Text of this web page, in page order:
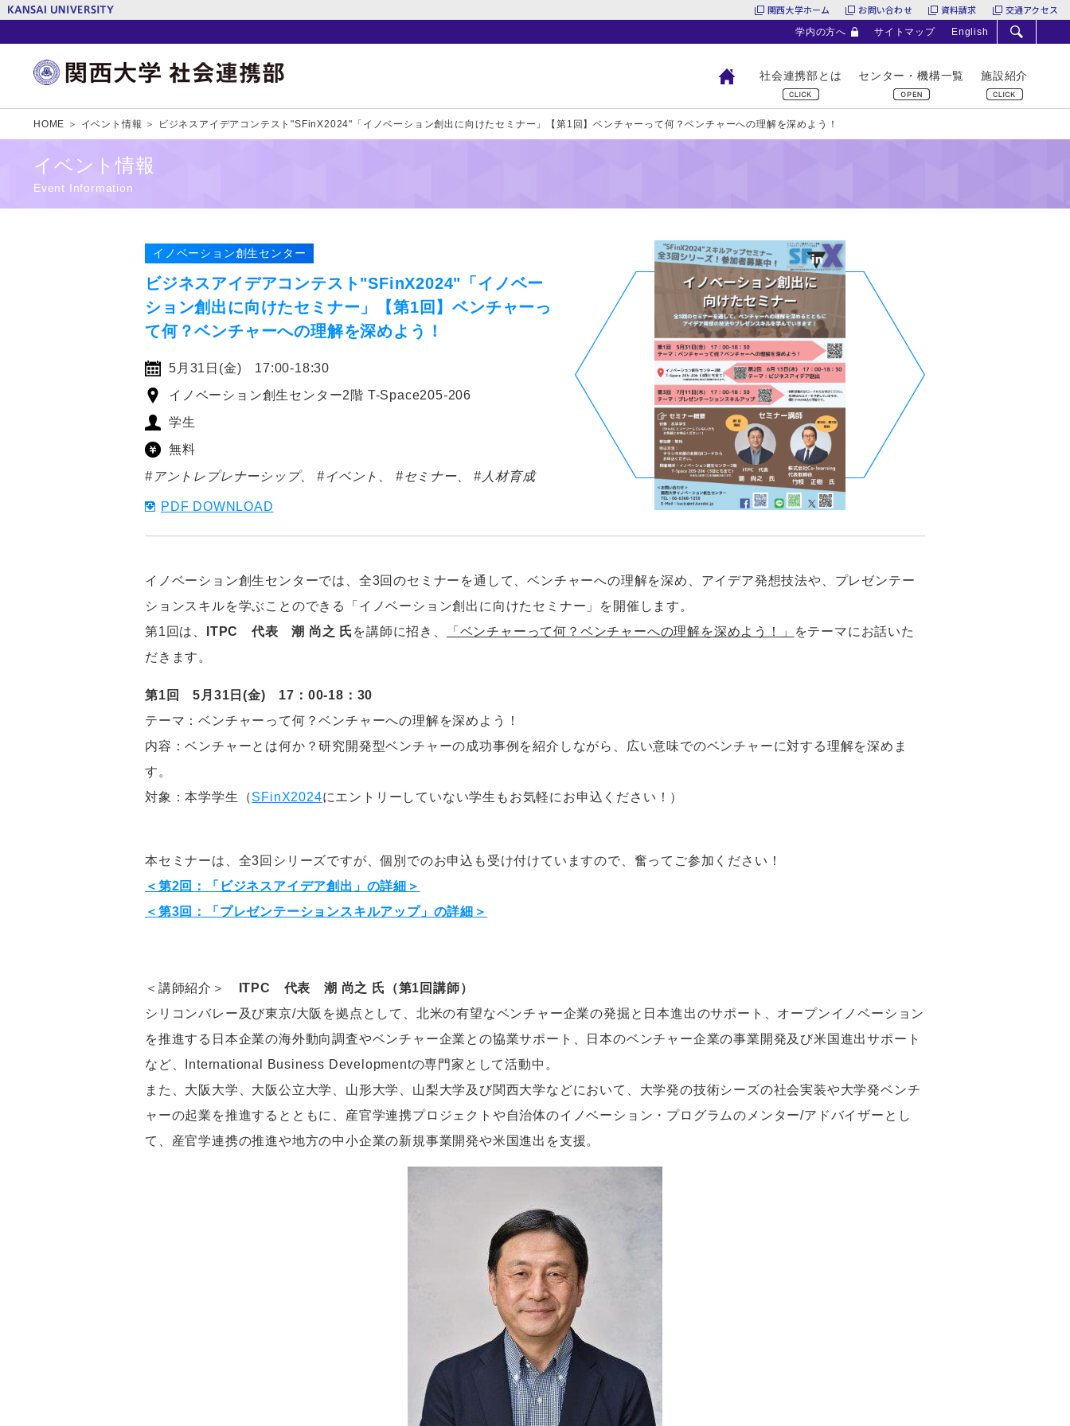
関西大学ホーム お問い合わせ 資料請求 交通アクセス
学内の方へ サイトマップ English
社会連携部とは センター・機構一覧 施設紹介
HOME ＞ イベント情報 ＞ ビジネスアイデアコンテスト"SFinX2024"「イノベーション創出に向けたセミナー」【第1回】ベンチャーって何？ベンチャーへの理解を深めよう！
イベント情報
Event Information
イノベーション創生センター
ビジネスアイデアコンテスト"SFinX2024"「イノベー
ション創出に向けたセミナー」【第1回】ベンチャーっ
て何？ベンチャーへの理解を深めよう！
5月31日(金) 17:00-18:30
イノベーション創生センター2階 T-Space205-206
学生
無料
#アントレプレナーシップ
#イベント #セミナー #人材育成
PDF DOWNLOAD
イノベーション創生センターでは、全3回のセミナーを通して、ベンチャーへの理解を深め、アイデア発想技法や、プレゼンテー
ションスキルを学ぶことのできる「イノベーション創出に向けたセミナー」を開催します。
第1回は、
ITPC 代表 潮 尚之 氏 を講師に招き、 「ベンチャーって何？ベンチャーへの理解を深めよう！」
をテーマにお話いた
だきます。
第1回 5月31日(金) 17：00-18：30
テーマ：ベンチャーって何？ベンチャーへの理解を深めよう！
内容：ベンチャーとは何か？研究開発型ベンチャーの成功事例を紹介しながら、広い意味でのベンチャーに対する理解を深めま
す。
対象：本学学生（SFinX2024にエントリーしていない学生もお気軽にお申込ください！）
本セミナーは、全3回シリーズですが、個別でのお申込も受け付けていますので、奮ってご参加ください！
＜第2回：「ビジネスアイデア創出」の詳細＞
＜第3回：「プレゼンテーションスキルアップ」の詳細＞
＜講師紹介＞
ITPC 代表 潮 尚之 氏（第1回講師）
シリコンバレー及び東京/大阪を拠点として、北米の有望なベンチャー企業の発掘と日本進出のサポート、オープンイノベーション
を推進する日本企業の海外動向調査やベンチャー企業との協業サポート、日本のベンチャー企業の事業開発及び米国進出サポート
など、International Business Developmentの専門家として活動中。
また、大阪大学、大阪公立大学、山形大学、山梨大学及び関西大学などにおいて、大学発の技術シーズの社会実装や大学発ベンチ
ャーの起業を推進するとともに、産官学連携プロジェクトや自治体のイノベーション・プログラムのメンター/アドバイザーとし
て、産官学連携の推進や地方の中小企業の新規事業開発や米国進出を支援。